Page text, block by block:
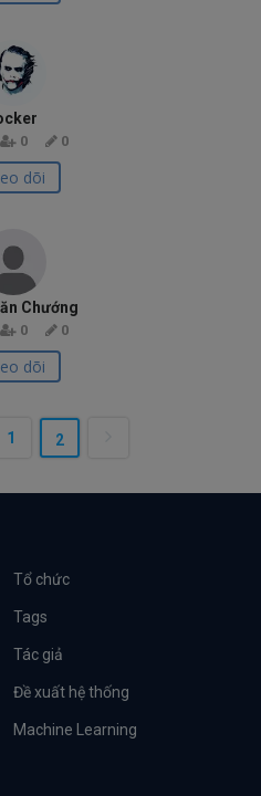
0 0
dõi
Chướng
0 0
dõi
1 2
Tổ chức
Tags
Tác giả
Đề xuất hệ thống
Machine Learning